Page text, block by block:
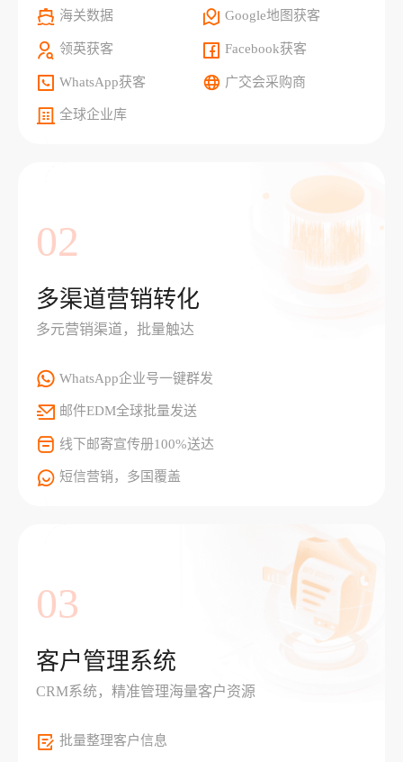
海关数据 Google地图获客
领英获客 Facebook获客
WhatsApp获客 广交会采购商
全球企业库
02
多渠道营销转化
多元营销渠道，批量触达
WhatsApp企业号一键群发
邮件EDM全球批量发送
线下邮寄宣传册100%送达
短信营销，多国覆盖
03
客户管理系统
CRM系统，精准管理海量客户资源
批量整理客户信息